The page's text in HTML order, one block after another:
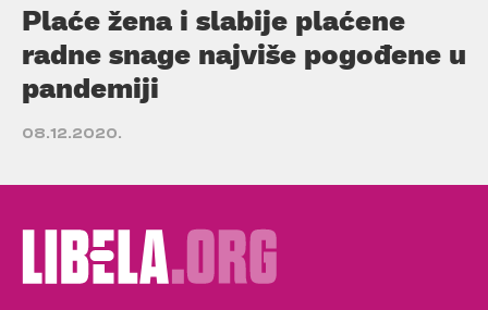
Plaće žena i slabije plaćene
radne snage najviše pogođene u
pandemiji
08.12.2020.